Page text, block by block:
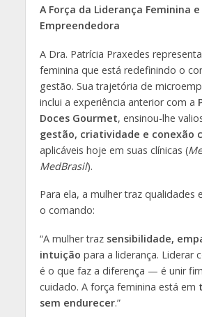
A Força da Liderança Feminina e
Empreendedora
A Dra. Patrícia Praxedes
feminina que está redefinindo o
gestão. Sua trajetória de
inclui a experiência anterior com a
Doces Gourmet, ensinou-lhe
gestão, criatividade e conexão
aplicáveis hoje em suas clínicas (
MedBrasil).
Para ela, a mulher traz qualidades
o comando:
“A mulher traz sensibilidade,
intuição para a liderança. Liderar
é o que faz a diferença — é unir
cuidado. A força feminina está em
sem endurecer.”